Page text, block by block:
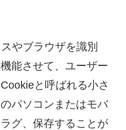
やブラウザを識別
能させて、ユーザー
と呼ばれる小さ
パソコンまたはモバ
グ、保存することが